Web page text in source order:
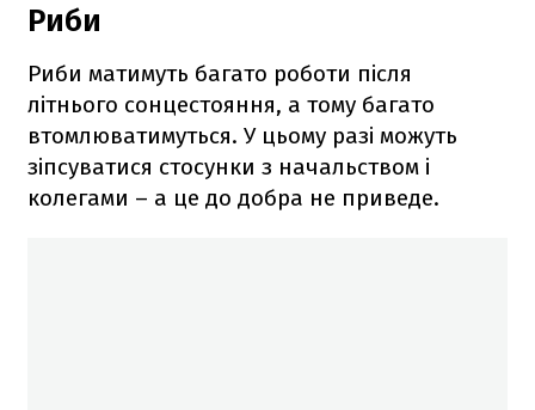
Риби
Риби матимуть багато роботи після
літнього сонцестояння, а тому багато
втомлюватимуться. У цьому разі можуть
зіпсуватися стосунки з начальством і
колегами – а це до добра не приведе.